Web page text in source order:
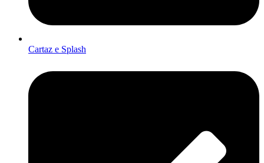
Cartaz e Splash